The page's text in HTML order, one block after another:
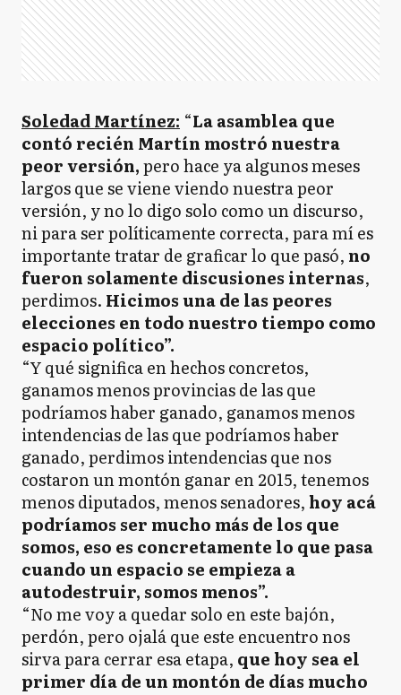
Soledad Martínez: “La asamblea que
contó recién Martín mostró nuestra
peor versión,pero hace ya algunos meses
largos que se viene viendo nuestra peor
versión, y no lo digo solo como un discurso,
ni para ser políticamente correcta, para mí es
importante tratar de graficar lo que pasó, no
fueron solamente discusiones internas,
perdimos. Hicimos una de las peores
elecciones en todo nuestro tiempo como
espacio político”.
“Y qué significa en hechos concretos,
ganamos menos provincias de las que
podríamos haber ganado, ganamos menos
intendencias de las que podríamos haber
ganado, perdimos intendencias que nos
costaron un montón ganar en 2015, tenemos
menos diputados, menos senadores, hoy acá
podríamos ser mucho más de los que
somos, eso es concretamente lo que pasa
cuando un espacio se empieza a
autodestruir, somos menos”.
“No me voy a quedar solo en este bajón,
perdón, pero ojalá que este encuentro nos
sirva para cerrar esa etapa, que hoy sea el
primer día de un montón de días mucho